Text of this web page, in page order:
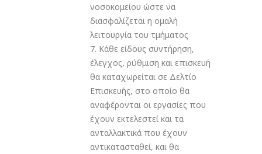
νοσοκομείου ώστε να
διασφαλίζεται η ομαλή
λειτουργία του τμήματος
7. Κάθε είδους συντήρηση,
έλεγχος, ρύθμιση και επισκευή
θα καταχωρείται σε Δελτίο
Επισκευής, στο οποίο θα
αναφέρονται οι εργασίες που
έχουν εκτελεστεί και τα
ανταλλακτικά που έχουν
αντικατασταθεί, και θα